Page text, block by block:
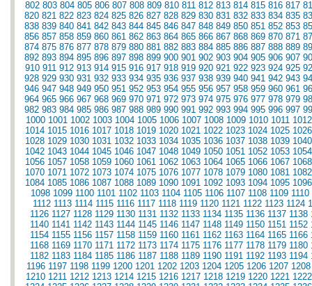
802 803 804 805 806 807 808 809 810 811 812 813 814 815 816 817
820 821 822 823 824 825 826 827 828 829 830 831 832 833 834 835
838 839 840 841 842 843 844 845 846 847 848 849 850 851 852 853
856 857 858 859 860 861 862 863 864 865 866 867 868 869 870 871
874 875 876 877 878 879 880 881 882 883 884 885 886 887 888 889
892 893 894 895 896 897 898 899 900 901 902 903 904 905 906 907
910 911 912 913 914 915 916 917 918 919 920 921 922 923 924 925
928 929 930 931 932 933 934 935 936 937 938 939 940 941 942 943
946 947 948 949 950 951 952 953 954 955 956 957 958 959 960 961
964 965 966 967 968 969 970 971 972 973 974 975 976 977 978 979
982 983 984 985 986 987 988 989 990 991 992 993 994 995 996 997
1000 1001 1002 1003 1004 1005 1006 1007 1008 1009 1010 1011 1012
1014 1015 1016 1017 1018 1019 1020 1021 1022 1023 1024 1025 1026
1028 1029 1030 1031 1032 1033 1034 1035 1036 1037 1038 1039 1040
1042 1043 1044 1045 1046 1047 1048 1049 1050 1051 1052 1053 1054
1056 1057 1058 1059 1060 1061 1062 1063 1064 1065 1066 1067 1068
1070 1071 1072 1073 1074 1075 1076 1077 1078 1079 1080 1081 1082
1084 1085 1086 1087 1088 1089 1090 1091 1092 1093 1094 1095 1096
1098 1099 1100 1101 1102 1103 1104 1105 1106 1107 1108 1109 1110
1112 1113 1114 1115 1116 1117 1118 1119 1120 1121 1122 1123 1124
1126 1127 1128 1129 1130 1131 1132 1133 1134 1135 1136 1137 1138
1140 1141 1142 1143 1144 1145 1146 1147 1148 1149 1150 1151 1152
1154 1155 1156 1157 1158 1159 1160 1161 1162 1163 1164 1165 1166
1168 1169 1170 1171 1172 1173 1174 1175 1176 1177 1178 1179 1180
1182 1183 1184 1185 1186 1187 1188 1189 1190 1191 1192 1193 1194
1196 1197 1198 1199 1200 1201 1202 1203 1204 1205 1206 1207 1208
1210 1211 1212 1213 1214 1215 1216 1217 1218 1219 1220 1221 1222